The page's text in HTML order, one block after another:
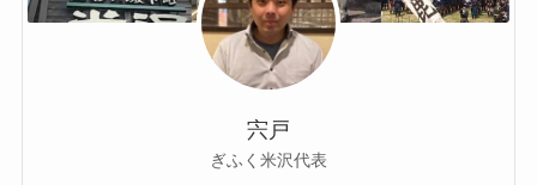
宍戸
ぎふく米沢代表